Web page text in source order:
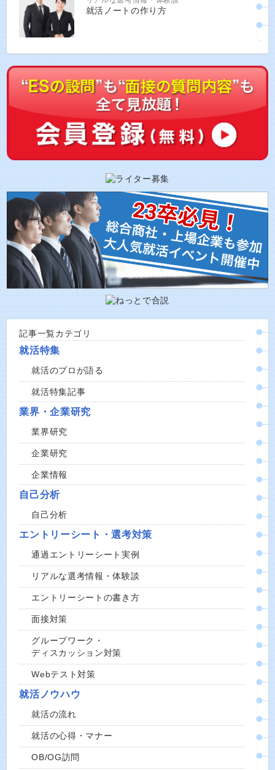
就活ノートの作り方
記事一覧カテゴリ
就活特集
就活のプロが語る
就活特集記事
業界・企業研究
業界研究
企業研究
企業情報
自己分析
自己分析
エントリーシート・選考対策
通過エントリーシート実例
リアルな選考情報・体験談
エントリーシートの書き方
面接対策
グループワーク・
ディスカッション対策
Webテスト対策
就活ノウハウ
就活の流れ
就活の心得・マナー
OB/OG訪問